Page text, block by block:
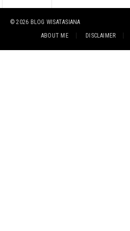
© 2026 BLOG WISATASIANA
ABOUT ME
DISCLAIMER